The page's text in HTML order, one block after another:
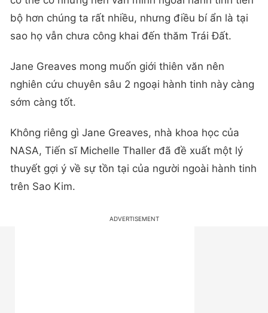
bộ hơn chúng ta rất nhiều, nhưng điều bí ẩn là tại
sao họ vẫn chưa công khai đến thăm Trái Đất.
Jane Greaves mong muốn giới thiên văn nên
nghiên cứu chuyên sâu 2 ngoại hành tinh này càng
sớm càng tốt.
Không riêng gì Jane Greaves, nhà khoa học của
NASA, Tiến sĩ Michelle Thaller đã đề xuất một lý
thuyết gợi ý về sự tồn tại của người ngoài hành tinh
trên Sao Kim.